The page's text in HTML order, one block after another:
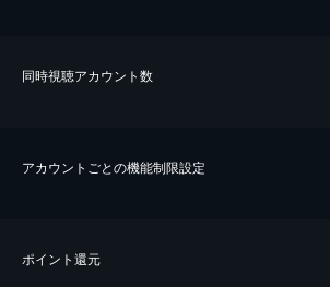
同時視聴アカウント数
アカウントごとの機能制限設定
ポイント還元